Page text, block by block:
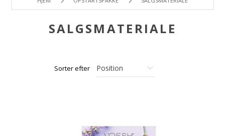
SALGSMATERIALE
Sorter efter